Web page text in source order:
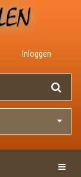
Inloggen